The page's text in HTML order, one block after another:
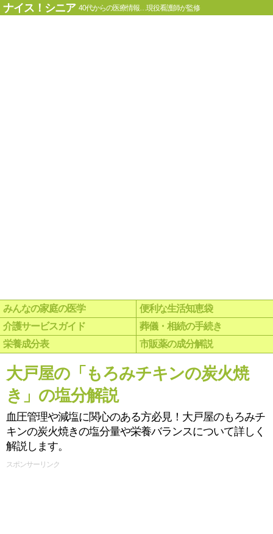
ナイス！シニア 40代からの医療情報…現役看護師が監修
みんなの家庭の医学
便利な生活知恵袋
介護サービスガイド
葬儀・相続の手続き
栄養成分表
市販薬の成分解説
大戸屋の「もろみチキンの炭火焼
き」の塩分解説
血圧管理や減塩に関心のある方必見！大戸屋のもろみチ
キンの炭火焼きの塩分量や栄養バランスについて詳しく
解説します。
スポンサーリンク